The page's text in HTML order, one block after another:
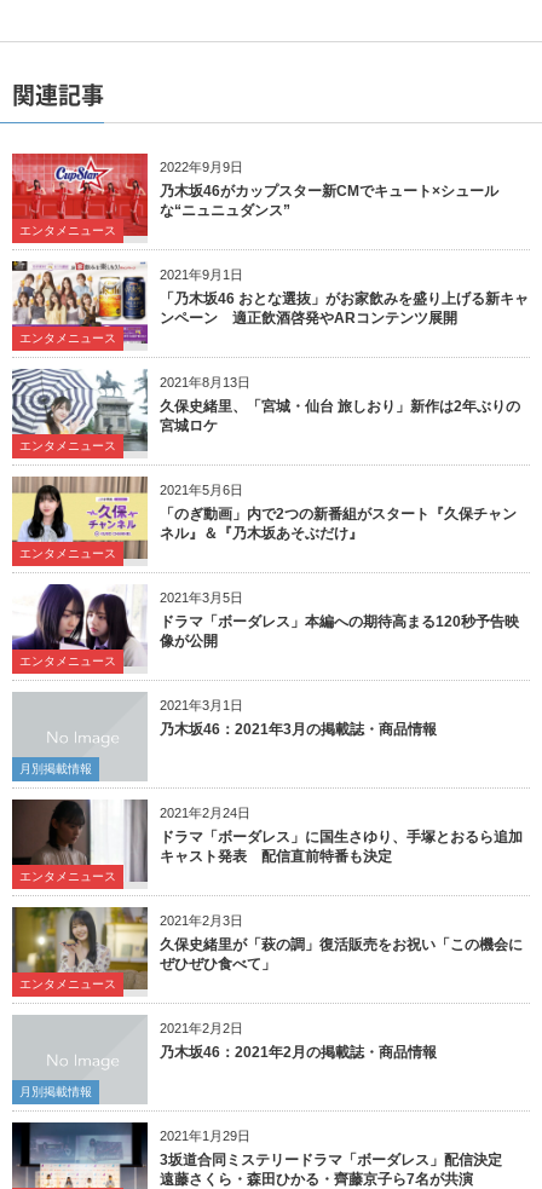
関連記事
2022年9月9日
エンタメニュース
乃木坂46がカップスター新CMでキュート×シュール
な“ニュニュダンス”
2021年9月1日
エンタメニュース
「乃木坂46 おとな選抜」がお家飲みを盛り上げる新キャ
ンペーン 適正飲酒啓発やARコンテンツ展開
2021年8月13日
エンタメニュース
久保史緒里、「宮城・仙台 旅しおり」新作は2年ぶりの
宮城ロケ
2021年5月6日
エンタメニュース
「のぎ動画」内で2つの新番組がスタート『久保チャン
ネル』＆『乃木坂あそぶだけ』
2021年3月5日
エンタメニュース
ドラマ「ボーダレス」本編への期待高まる120秒予告映
像が公開
2021年3月1日
月別掲載情報
乃木坂46：2021年3月の掲載誌・商品情報
2021年2月24日
エンタメニュース
ドラマ「ボーダレス」に国生さゆり、手塚とおるら追加
キャスト発表 配信直前特番も決定
2021年2月3日
エンタメニュース
久保史緒里が「萩の調」復活販売をお祝い「この機会に
ぜひぜひ食べて」
2021年2月2日
月別掲載情報
乃木坂46：2021年2月の掲載誌・商品情報
2021年1月29日
3坂道合同ミステリードラマ「ボーダレス」配信決定
遠藤さくら・森田ひかる・齊藤京子ら7名が共演